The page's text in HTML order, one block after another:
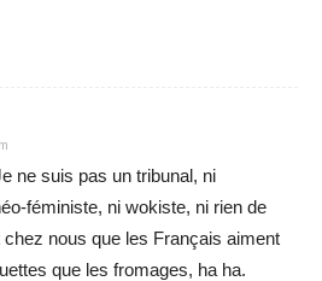
ne suis pas un tribunal, ni
ni wokiste, ni rien de
nous que les Français aiment
que les fromages, ha ha.